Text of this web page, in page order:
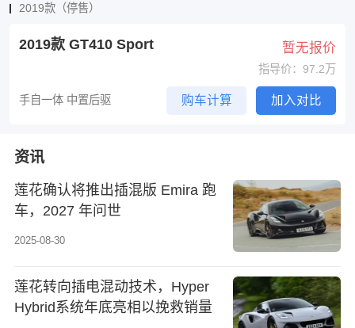
2019款（停售）
2019款 GT410 Sport 暂无报价
指导价：97.2万
手自一体 中置后驱 购车计算 加入对比
资讯
莲花确认将推出插混版 Emira 跑
车，2027 年问世
2025-08-30
莲花转向插电混动技术，Hyper
Hybrid系统年底亮相以挽救销量